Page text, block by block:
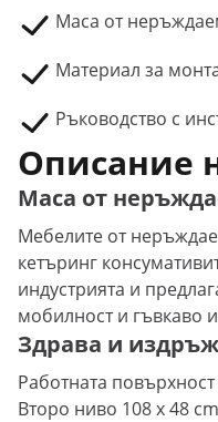
Маса от
Материал за
Ръководство с
Описание
Маса от
Мебелите от
кетъринг
индустрията и
мобилност и гъвкаво
Здрава и
Работната
Второ ниво 108 x 48